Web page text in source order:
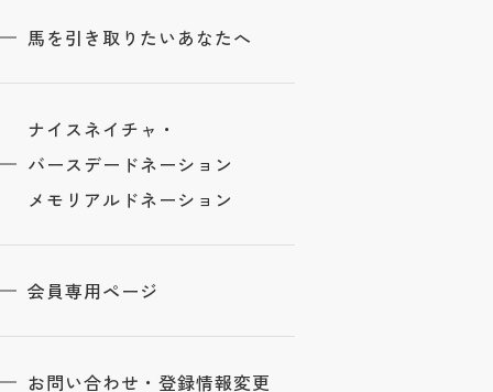
馬を引き取りたいあなたへ
ナイスネイチャ・
バースデードネーション
メモリアルドネーション
会員専用ページ
お問い合わせ・登録情報変更